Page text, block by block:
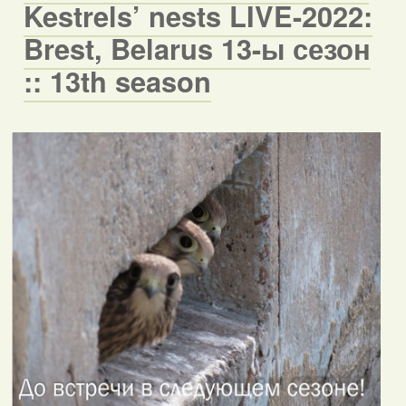
Kestrels’ nests LIVE-2022:
Brest, Belarus 13-ы сезон
:: 13th season